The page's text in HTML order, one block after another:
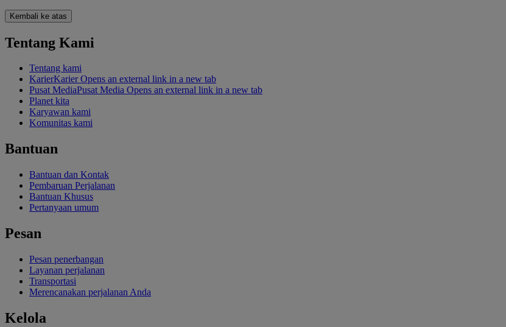
Kembali ke atas
Tentang Kami
Tentang kami
KarierKarier Opens an external link in a new tab
Pusat MediaPusat Media Opens an external link in a new tab
Planet kita
Karyawan kami
Komunitas kami
Bantuan
Bantuan dan Kontak
Pembaruan Perjalanan
Bantuan Khusus
Pertanyaan umum
Pesan
Pesan penerbangan
Layanan perjalanan
Transportasi
Merencanakan perjalanan Anda
Kelola